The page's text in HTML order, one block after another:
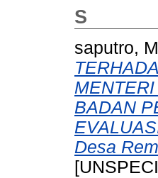
S
saputro,
BADAN
Desa